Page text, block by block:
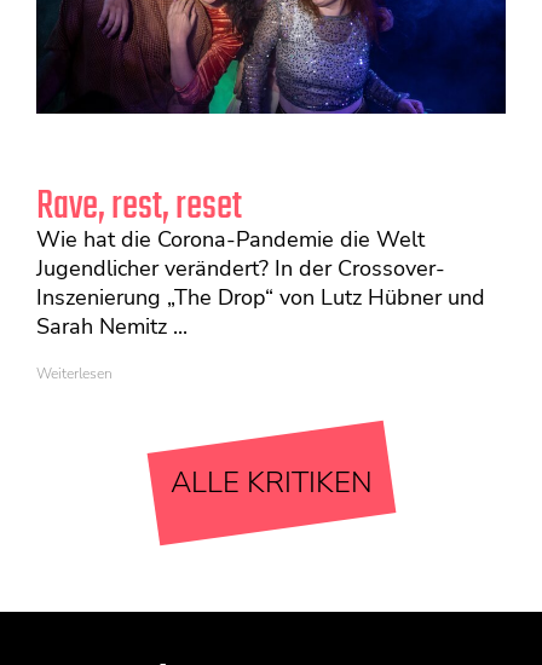
Rave, rest, reset
Wie hat die Corona-Pandemie die Welt
Jugendlicher verändert? In der Crossover-
Inszenierung „The Drop“ von Lutz Hübner und
Sarah Nemitz ...
Weiterlesen
ALLE KRITIKEN